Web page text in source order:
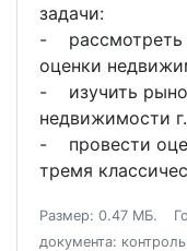
задачи:
- рассмотреть
оценки
- изучить
недвижимости
- провести
тремя
Размер: 0.47 МБ.
документа: